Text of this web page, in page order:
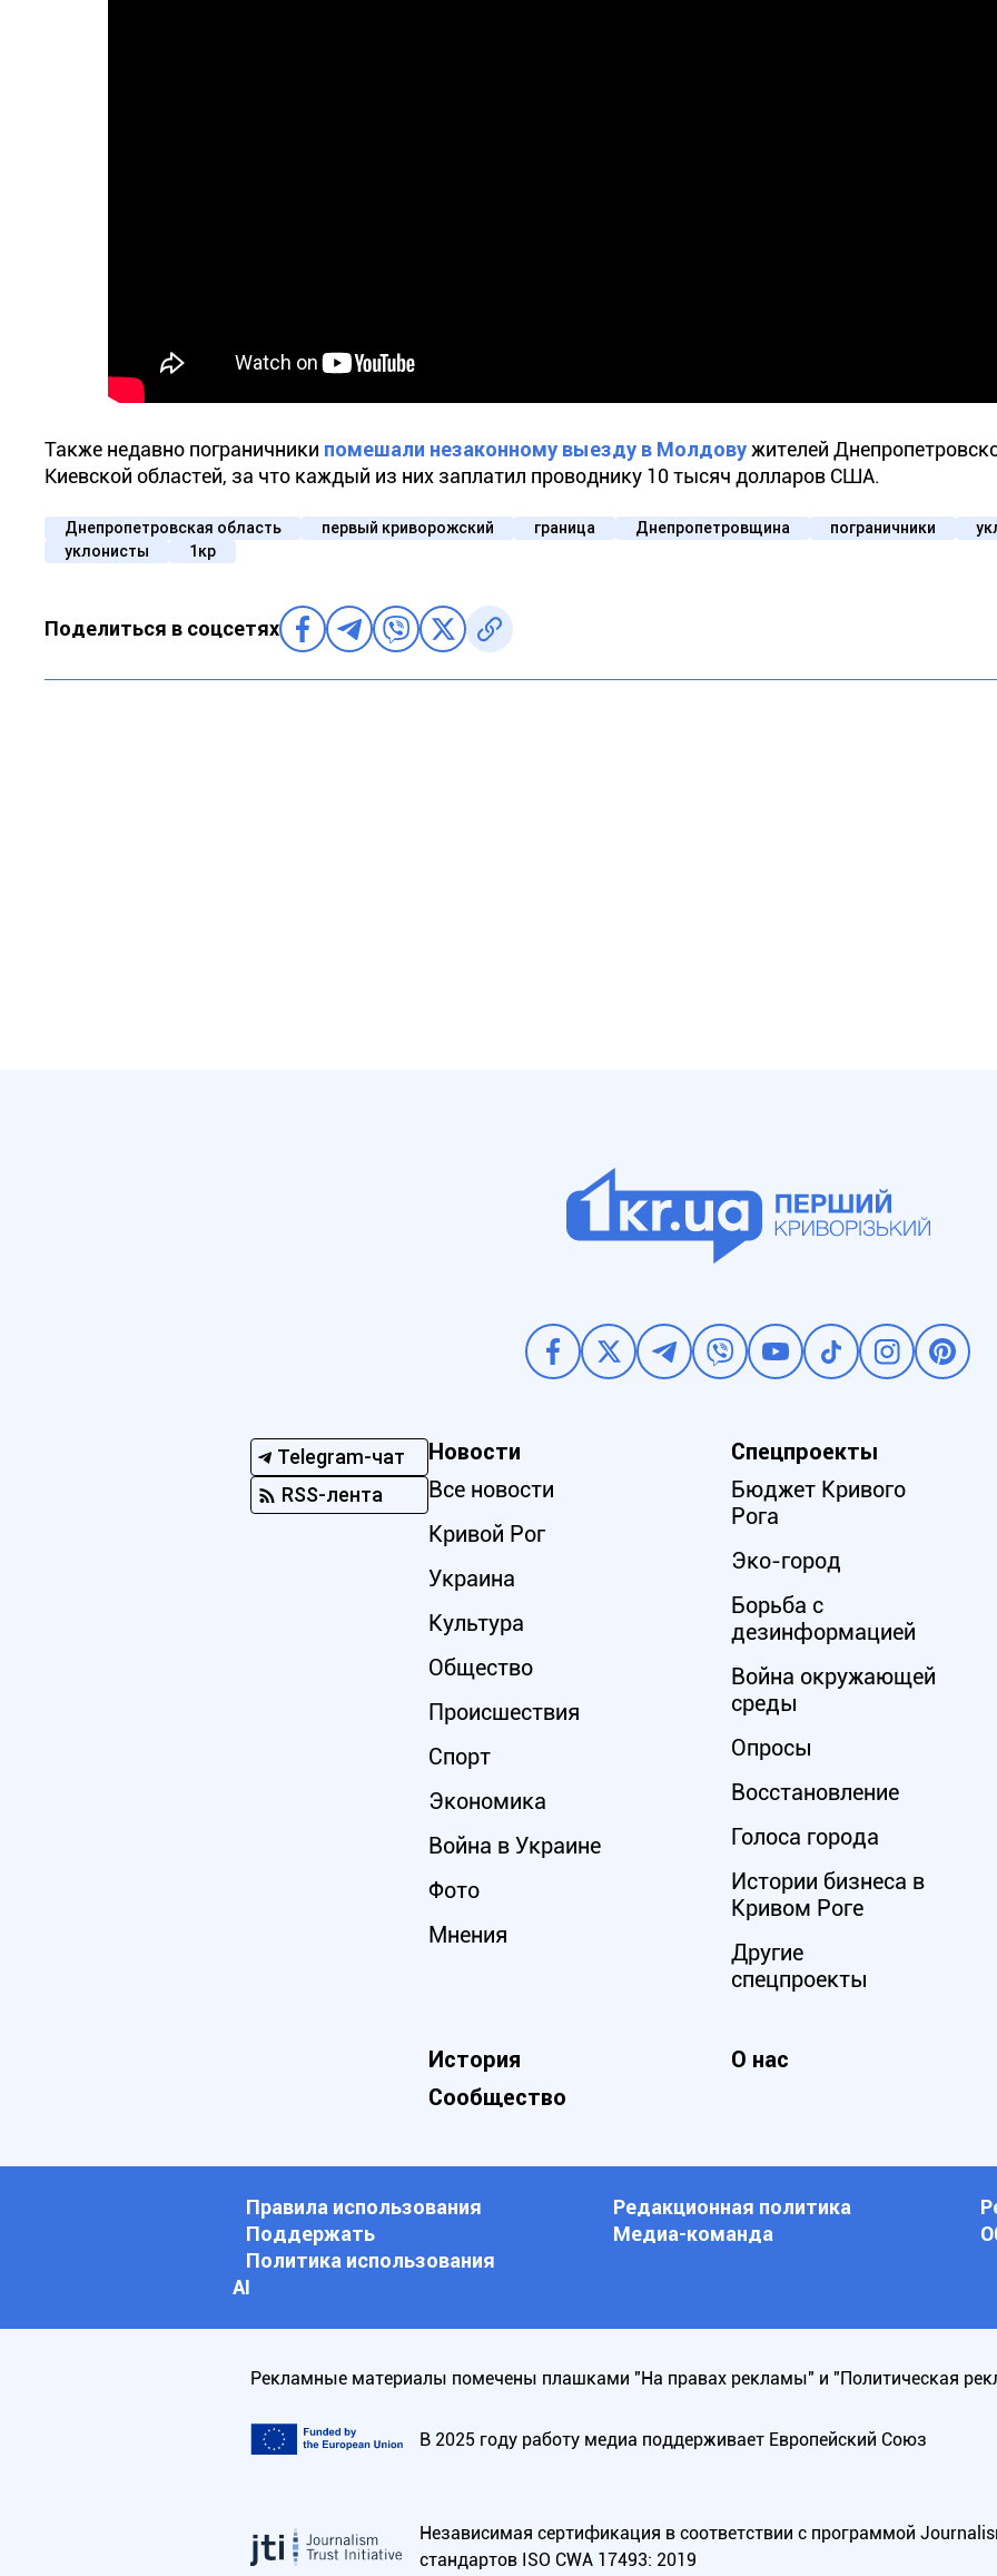
Также недавно пограничники помешали незаконному выезду в Молдовужителей
Киевской областей, за что каждый из них заплатил проводнику 10 тысяч долларов США.
Днепропетровская область первый криворожский граница Днепропетровщина пограничники
уклонисты
1кр
Поделиться в соцсетях
Telegram-чат
RSS-лента
Новости
Все новости
Кривой Рог
Украина
Культура
Общество
Происшествия
Спорт
Экономика
Война в Украине
Фото
Мнения
Спецпроекты
Бюджет Кривого
Рога
Эко-город
Борьба с
дезинформацией
Война окружающей
среды
Опросы
Восстановление
Голоса города
Истории бизнеса в
Кривом Роге
Другие
спецпроекты
История О нас
Сообщество
Правила использования Редакционная политика
Поддержать
Медиа-команда
Политика использования
АI
Рекламные материалы помечены плашками "На правах рекламы" и "Политическая
В 2025 году работу медиа поддерживает Европейский Союз
Независимая сертификация в соответствии с программой
стандартов ISO CWA 17493: 2019